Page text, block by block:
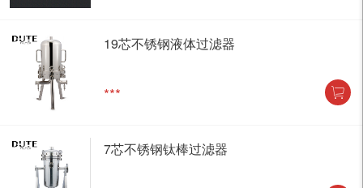
19芯不锈钢液体过滤器
***
7芯不锈钢钛棒过滤器